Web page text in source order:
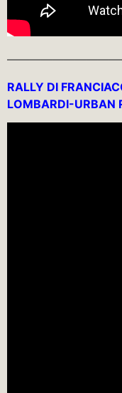
RALLY DI
LOMBARDI-URBAN